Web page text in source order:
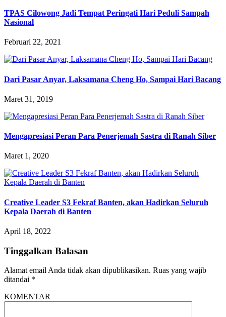
TPAS Cilowong Jadi Tempat Peringati Hari Peduli Sampah
Nasional
Februari 22, 2021
Dari Pasar Anyar, Laksamana Cheng Ho, Sampai Hari Bacang
Maret 31, 2019
Mengapresiasi Peran Para Penerjemah Sastra di Ranah Siber
Maret 1, 2020
Creative Leader S3 Fekraf Banten, akan Hadirkan Seluruh
Kepala Daerah di Banten
April 18, 2022
Tinggalkan Balasan
Alamat email Anda tidak akan dipublikasikan. Ruas yang wajib
ditandai *
KOMENTAR